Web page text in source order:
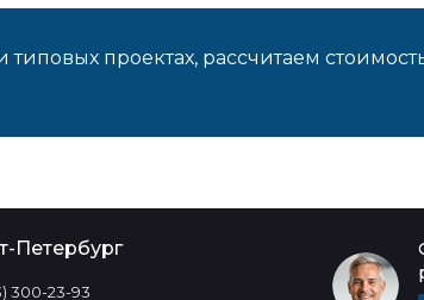
проектах, рассчитаем
Петербург
300-23-93